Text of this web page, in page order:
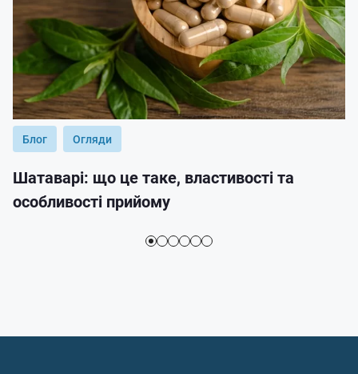
Блог Огляди
Шатаварі: що це таке, властивості та
особливості прийому